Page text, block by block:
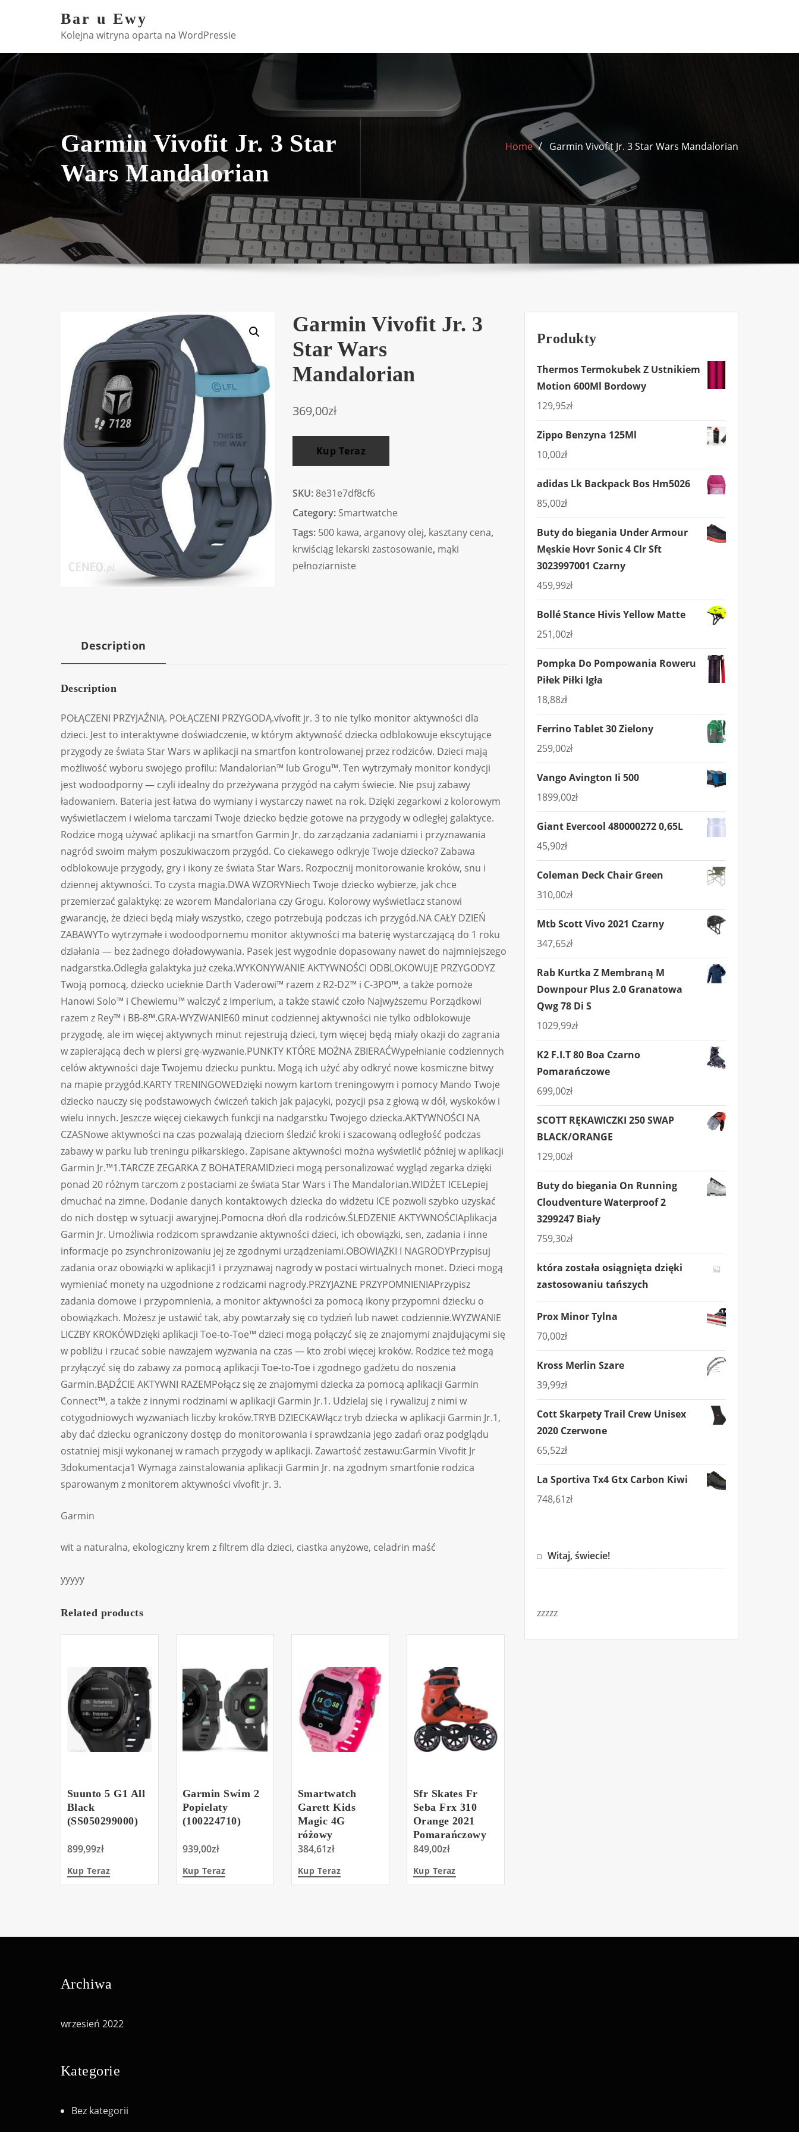
Bar u Ewy
Kolejna witryna oparta na WordPressie
Garmin Vivofit Jr. 3 Star
Wars Mandalorian
Home Garmin Vivofit Jr. 3 Star Wars Mandalorian
Garmin Vivofit Jr. 3
Star Wars
Mandalorian
369,00zł
Kup Teraz
SKU: 8e31e7df8cf6
Category: Smartwatche
Tags: 500 kawa, arganovy olej, kasztany cena,
krwiściąg lekarski zastosowanie, mąki
pełnoziarniste
Description
Description
POŁĄCZENI PRZYJAŹNIĄ. POŁĄCZENI PRZYGODĄ.vívofit jr. 3 to nie tylko monitor aktywności dla
dzieci. Jest to interaktywne doświadczenie, w którym aktywność dziecka odblokowuje ekscytujące
przygody ze świata Star Wars w aplikacji na smartfon kontrolowanej przez rodziców. Dzieci mają
możliwość wyboru swojego profilu: Mandalorian™ lub Grogu™. Ten wytrzymały monitor kondycji
jest wodoodporny — czyli idealny do przeżywana przygód na całym świecie. Nie psuj zabawy
ładowaniem. Bateria jest łatwa do wymiany i wystarczy nawet na rok. Dzięki zegarkowi z kolorowym
wyświetlaczem i wieloma tarczami Twoje dziecko będzie gotowe na przygody w odległej galaktyce.
Rodzice mogą używać aplikacji na smartfon Garmin Jr. do zarządzania zadaniami i przyznawania
nagród swoim małym poszukiwaczom przygód. Co ciekawego odkryje Twoje dziecko? Zabawa
odblokowuje przygody, gry i ikony ze świata Star Wars. Rozpocznij monitorowanie kroków, snu i
dziennej aktywności. To czysta magia.DWA WZORYNiech Twoje dziecko wybierze, jak chce
przemierzać galaktykę: ze wzorem Mandaloriana czy Grogu. Kolorowy wyświetlacz stanowi
gwarancję, że dzieci będą miały wszystko, czego potrzebują podczas ich przygód.NA CAŁY DZIEŃ
ZABAWYTo wytrzymałe i wodoodpornemu monitor aktywności ma baterię wystarczającą do 1 roku
działania — bez żadnego doładowywania. Pasek jest wygodnie dopasowany nawet do najmniejszego
nadgarstka.Odległa galaktyka już czeka.WYKONYWANIE AKTYWNOŚCI ODBLOKOWUJE PRZYGODYZ
Twoją pomocą, dziecko ucieknie Darth Vaderowi™ razem z R2-D2™ i C-3PO™, a także pomoże
Hanowi Solo™ i Chewiemu™ walczyć z Imperium, a także stawić czoło Najwyższemu Porządkowi
razem z Rey™ i BB-8™.GRA-WYZWANIE60 minut codziennej aktywności nie tylko odblokowuje
przygodę, ale im więcej aktywnych minut rejestrują dzieci, tym więcej będą miały okazji do zagrania
w zapierającą dech w piersi grę-wyzwanie.PUNKTY KTÓRE MOŻNA ZBIERAĆWypełnianie codziennych
celów aktywności daje Twojemu dziecku punktu. Mogą ich użyć aby odkryć nowe kosmiczne bitwy
na mapie przygód.KARTY TRENINGOWEDzięki nowym kartom treningowym i pomocy Mando Twoje
dziecko nauczy się podstawowych ćwiczeń takich jak pajacyki, pozycji psa z głową w dół, wyskoków i
wielu innych. Jeszcze więcej ciekawych funkcji na nadgarstku Twojego dziecka.AKTYWNOŚCI NA
CZASNowe aktywności na czas pozwalają dzieciom śledzić kroki i szacowaną odległość podczas
zabawy w parku lub treningu piłkarskiego. Zapisane aktywności można wyświetlić później w aplikacji
Garmin Jr.™1.TARCZE ZEGARKA Z BOHATERAMIDzieci mogą personalizować wygląd zegarka dzięki
ponad 20 różnym tarczom z postaciami ze świata Star Wars i The Mandalorian.WIDŻET ICELepiej
dmuchać na zimne. Dodanie danych kontaktowych dziecka do widżetu ICE pozwoli szybko uzyskać
do nich dostęp w sytuacji awaryjnej.Pomocna dłoń dla rodziców.ŚLEDZENIE AKTYWNOŚCIAplikacja
Garmin Jr. Umożliwia rodzicom sprawdzanie aktywności dzieci, ich obowiązki, sen, zadania i inne
informacje po zsynchronizowaniu jej ze zgodnymi urządzeniami.OBOWIĄZKI I NAGRODYPrzypisuj
zadania oraz obowiązki w aplikacji1 i przyznawaj nagrody w postaci wirtualnych monet. Dzieci mogą
wymieniać monety na uzgodnione z rodzicami nagrody.PRZYJAZNE PRZYPOMNIENIAPrzypisz
zadania domowe i przypomnienia, a monitor aktywności za pomocą ikony przypomni dziecku o
obowiązkach. Możesz je ustawić tak, aby powtarzały się co tydzień lub nawet codziennie.WYZWANIE
LICZBY KROKÓWDzięki aplikacji Toe-to-Toe™ dzieci mogą połączyć się ze znajomymi znajdującymi się
w pobliżu i rzucać sobie nawzajem wyzwania na czas — kto zrobi więcej kroków. Rodzice też mogą
przyłączyć się do zabawy za pomocą aplikacji Toe-to-Toe i zgodnego gadżetu do noszenia
Garmin.BĄDŹCIE AKTYWNI RAZEMPołącz się ze znajomymi dziecka za pomocą aplikacji Garmin
Connect™, a także z innymi rodzinami w aplikacji Garmin Jr.1. Udzielaj się i rywalizuj z nimi w
cotygodniowych wyzwaniach liczby kroków.TRYB DZIECKAWłącz tryb dziecka w aplikacji Garmin Jr.1,
aby dać dziecku ograniczony dostęp do monitorowania i sprawdzania jego zadań oraz podglądu
ostatniej misji wykonanej w ramach przygody w aplikacji. Zawartość zestawu:Garmin Vivofit Jr
3dokumentacja1 Wymaga zainstalowania aplikacji Garmin Jr. na zgodnym smartfonie rodzica
sparowanym z monitorem aktywności vívofit jr. 3.
Garmin
wit a naturalna, ekologiczny krem z filtrem dla dzieci, ciastka anyżowe, celadrin maść
yyyyy
Related products
Suunto 5 G1 All
Black
(SS050299000)
899,99zł
Kup Teraz
Garmin Swim 2
Popielaty
(100224710)
939,00zł
Kup Teraz
Smartwatch
Garett Kids
Magic 4G
różowy
384,61zł
Kup Teraz
Sfr Skates Fr
Seba Frx 310
Orange 2021
Pomarańczowy
849,00zł
Kup Teraz
Produkty
Thermos Termokubek Z Ustnikiem
Motion 600Ml Bordowy
129,95zł
Zippo Benzyna 125Ml
10,00zł
adidas Lk Backpack Bos Hm5026
85,00zł
Buty do biegania Under Armour
Męskie Hovr Sonic 4 Clr Sft
3023997001 Czarny
459,99zł
Bollé Stance Hivis Yellow Matte
251,00zł
Pompka Do Pompowania Roweru
Piłek Piłki Igła
18,88zł
Ferrino Tablet 30 Zielony
259,00zł
Vango Avington Ii 500
1899,00zł
Giant Evercool 480000272 0,65L
45,90zł
Coleman Deck Chair Green
310,00zł
Mtb Scott Vivo 2021 Czarny
347,65zł
Rab Kurtka Z Membraną M
Downpour Plus 2.0 Granatowa
Qwg 78 Di S
1029,99zł
K2 F.I.T 80 Boa Czarno
Pomarańczowe
699,00zł
SCOTT RĘKAWICZKI 250 SWAP
BLACK/ORANGE
129,00zł
Buty do biegania On Running
Cloudventure Waterproof 2
3299247 Biały
759,30zł
która została osiągnięta dzięki
zastosowaniu tańszych
Prox Minor Tylna
70,00zł
Kross Merlin Szare
39,99zł
Cott Skarpety Trail Crew Unisex
2020 Czerwone
65,52zł
La Sportiva Tx4 Gtx Carbon Kiwi
748,61zł
Witaj, świecie!
zzzzz
Archiwa
wrzesień 2022
Kategorie
Bez kategorii